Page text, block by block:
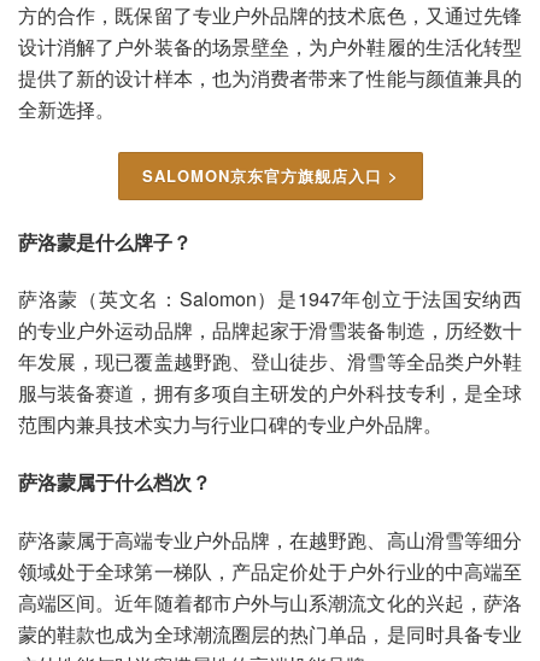
方的合作，既保留了专业户外品牌的技术底色，又通过先锋
设计消解了户外装备的场景壁垒，为户外鞋履的生活化转型
提供了新的设计样本，也为消费者带来了性能与颜值兼具的
全新选择。
SALOMON京东官方旗舰店入口 >
萨洛蒙是什么牌子？
萨洛蒙（英文名：Salomon）是1947年创立于法国安纳西
的专业户外运动品牌，品牌起家于滑雪装备制造，历经数十
年发展，现已覆盖越野跑、登山徒步、滑雪等全品类户外鞋
服与装备赛道，拥有多项自主研发的户外科技专利，是全球
范围内兼具技术实力与行业口碑的专业户外品牌。
萨洛蒙属于什么档次？
萨洛蒙属于高端专业户外品牌，在越野跑、高山滑雪等细分
领域处于全球第一梯队，产品定价处于户外行业的中高端至
高端区间。近年随着都市户外与山系潮流文化的兴起，萨洛
蒙的鞋款也成为全球潮流圈层的热门单品，是同时具备专业